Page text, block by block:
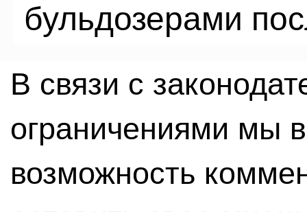
бульдозерами
В связи с
ограничениями мы
возможность